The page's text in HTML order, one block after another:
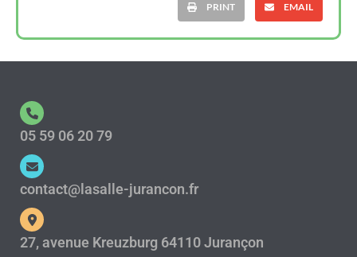
PRINT EMAIL
05 59 06 20 79
contact@lasalle-jurancon.fr
27, avenue Kreuzburg 64110 Jurançon